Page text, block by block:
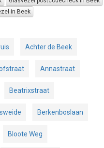
in Beek
Achter de Beek
Annastraat
Beatrixstraat
Berkenboslaan
Bloote Weg